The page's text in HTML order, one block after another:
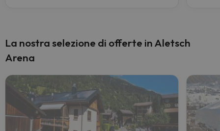
La nostra selezione di offerte in Aletsch
Arena